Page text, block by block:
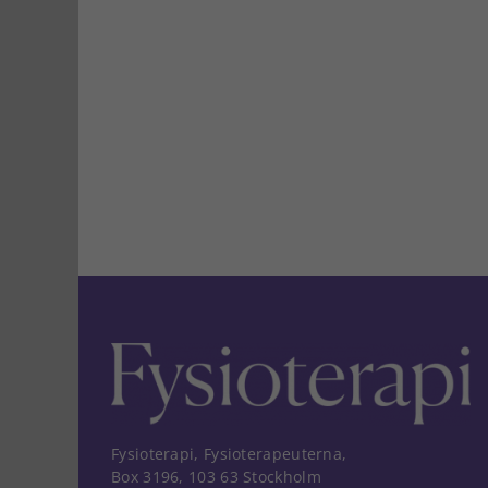
Fysioterapi, Fysioterapeuterna,
Box 3196, 103 63 Stockholm